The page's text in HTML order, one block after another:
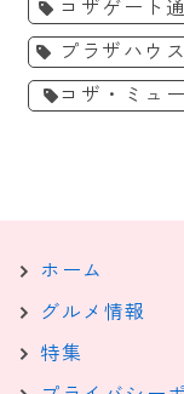
コザゲート
プラザハウス
コザ・ミュ
ホーム
グルメ情報
特集